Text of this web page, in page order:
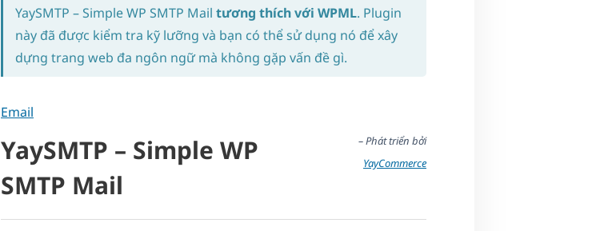
YaySMTP – Simple WP SMTP Mail tương thích với WPML. Plugin
này đã được kiểm tra kỹ lưỡng và bạn có thể sử dụng nó để xây
dựng trang web đa ngôn ngữ mà không gặp vấn đề gì.
Email
YaySMTP – Simple WP
SMTP Mail
– Phát triển bởi
YayCommerce